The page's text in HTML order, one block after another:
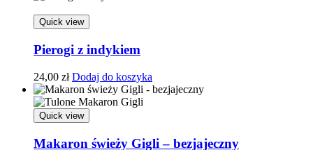
Quick view
Pierogi z indykiem
24,00 zł Dodaj do koszyka
Quick view
Makaron świeży Gigli – bezjajeczny